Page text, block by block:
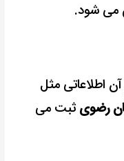
می شود.
اطلاعاتی مثل
رضویثبت می